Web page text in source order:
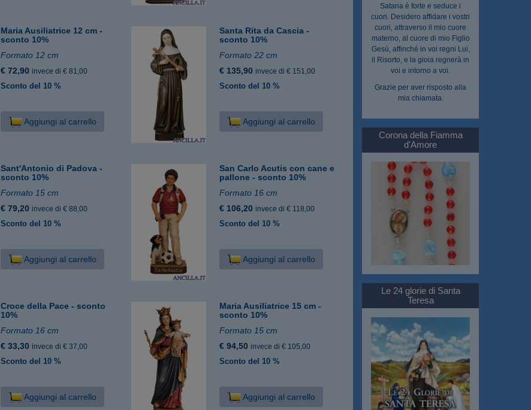
Maria Ausiliatrice 12 cm -
sconto 10%
Formato 12 cm
€ 72,90 invece di € 81,00
Sconto del 10 %
Aggiungi al carrello
Santa Rita da Cascia -
sconto 10%
Formato 22 cm
€ 135,90 invece di € 151,00
Sconto del 10 %
Aggiungi al carrello
Sant'Antonio di Padova -
sconto 10%
Formato 15 cm
€ 79,20 invece di € 88,00
Sconto del 10 %
Aggiungi al carrello
San Carlo Acutis con cane e
pallone - sconto 10%
Formato 16 cm
€ 106,20 invece di € 118,00
Sconto del 10 %
Aggiungi al carrello
Croce della Pace - sconto
10%
Formato 16 cm
€ 33,30 invece di € 37,00
Sconto del 10 %
Aggiungi al carrello
Maria Ausiliatrice 15 cm -
sconto 10%
Formato 15 cm
€ 94,50 invece di € 105,00
Sconto del 10 %
Aggiungi al carrello
Satana è forte e seduce i
cuori. Desidero affidare i vostri
cuori, attraverso il mio cuore
materno, al cuore di mio Figlio
Gesù, affinché in voi regni Lui,
il Risorto, e la gioia regnerà in
voi e intorno a voi.
Grazie per aver risposto alla
mia chiamata.
Corona della Fiamma
d'Amore
Le 24 glorie di Santa
Teresa